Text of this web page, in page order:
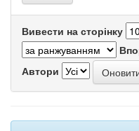
Вивести на сторінку
Автори